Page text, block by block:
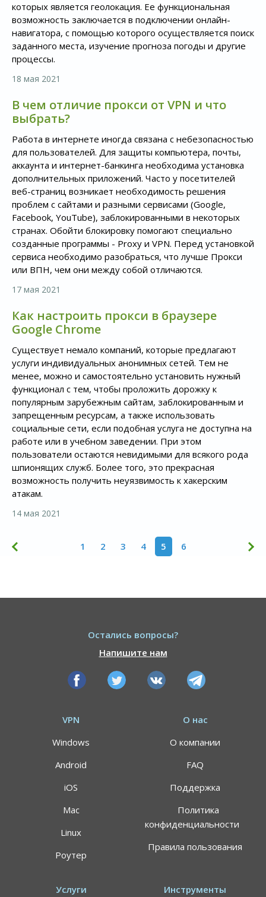
которых является геолокация. Ее функциональная
возможность заключается в подключении онлайн-
навигатора, с помощью которого осуществляется поиск
заданного места, изучение прогноза погоды и другие
процессы.
18 мая 2021
В чем отличие прокси от VPN и что
выбрать?
Работа в интернете иногда связана с небезопасностью
для пользователей. Для защиты компьютера, почты,
аккаунта и интернет-банкинга необходима установка
дополнительных приложений. Часто у посетителей
веб-страниц возникает необходимость решения
проблем с сайтами и разными сервисами (Google,
Facebook, YouTube), заблокированными в некоторых
странах. Обойти блокировку помогают специально
созданные программы - Proxy и VPN. Перед установкой
сервиса необходимо разобраться, что лучше Прокси
или ВПН, чем они между собой отличаются.
17 мая 2021
Как настроить прокси в браузере
Google Chrome
Существует немало компаний, которые предлагают
услуги индивидуальных анонимных сетей. Тем не
менее, можно и самостоятельно установить нужный
функционал с тем, чтобы проложить дорожку к
популярным зарубежным сайтам, заблокированным и
запрещенным ресурсам, а также использовать
социальные сети, если подобная услуга не доступна на
работе или в учебном заведении. При этом
пользователи остаются невидимыми для всякого рода
шпионящих служб. Более того, это прекрасная
возможность получить неуязвимость к хакерским
атакам.
14 мая 2021
1 2 3 4 5 6
Остались вопросы?
Напишите нам
VPN
Windows
Android
iOS
Mac
Linux
Роутер
О нас
О компании
FAQ
Поддержка
Политика
конфиденциальности
Правила пользования
Услуги Инструменты